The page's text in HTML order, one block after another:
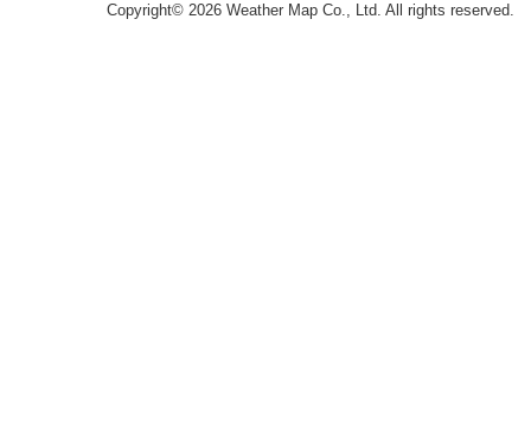
Copyright© 2026 Weather Map Co., Ltd. All rights reserved.